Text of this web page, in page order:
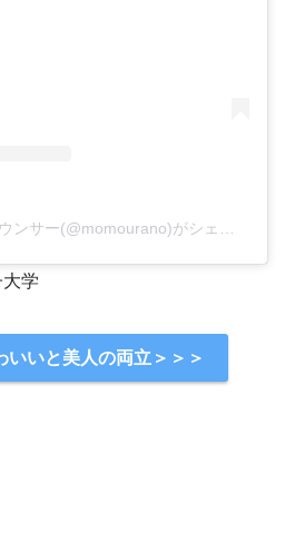
学
いいと美人の両立＞＞＞